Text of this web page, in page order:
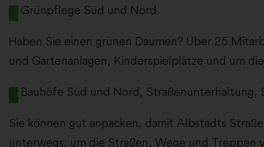
Grünpflege Süd und Nord
Haben Sie einen grünen Daumen? Über 25
und Gartenanlagen, Kinderspielplätze und um
Bauhöfe Süd und Nord, Straßenunterhaltung,
Sie können gut anpacken, damit Albstadts
unterwegs, um die Straßen, Wege und Treppen